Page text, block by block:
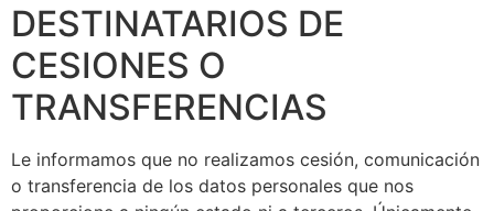
DESTINATARIOS DE
CESIONES O
TRANSFERENCIAS
Le informamos que no realizamos cesión, comunicación
o transferencia de los datos personales que nos